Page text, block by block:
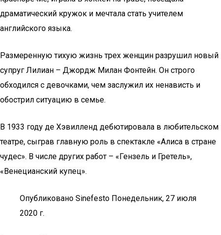
драматический кружок и мечтала стать учителем
английского языка.
Размеренную тихую жизнь трех женщин разрушил новый
супруг Лилиан – Джордж Милан Фонтейн. Он строго
обходился с девочками, чем заслужил их ненависть и
обострил ситуацию в семье.
В 1933 году де Хэвилленд дебютировала в любительском
театре, сыграв главную роль в спектакле «Алиса в стране
чудес». В числе других работ – «Гензель и Гретель»,
«Венецианский купец».
Опубликовано Sinefesto Понедельник, 27 июля
2020 г.